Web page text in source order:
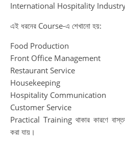
International Hospitality Industry-
এই ধরনের Course-এ শেখানো হয়:
Food Production
Front Office Management
Restaurant Service
Housekeeping
Hospitality Communication
Customer Service
Practical Training থাকার কারণে
করা যায়।